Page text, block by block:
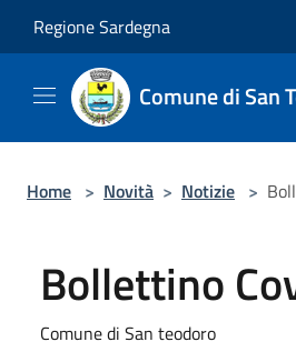
Regione Sardegna
Comune di San
Home > Novità > Notizie >
Bollettino
Comune di San teodoro